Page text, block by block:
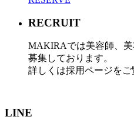
RECRUIT
MAKIRAでは美容師、
募集しております。
詳しくは採用ページをご
LINE